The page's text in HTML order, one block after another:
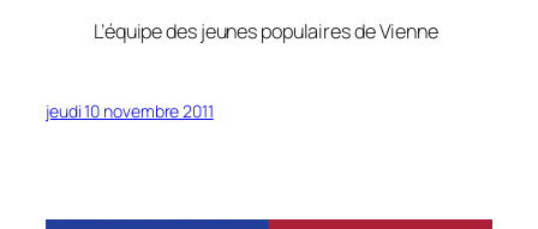
L’équipe des jeunes populaires de Vienne
jeudi 10 novembre 2011